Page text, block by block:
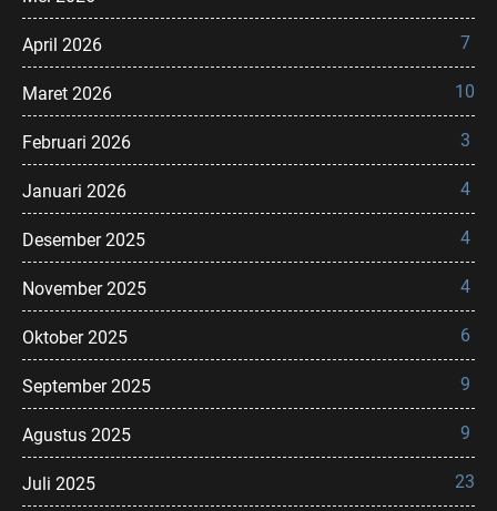
April 2026 7
Maret 2026 10
Februari 2026 3
Januari 2026 4
Desember 2025 4
November 2025 4
Oktober 2025 6
September 2025 9
Agustus 2025 9
Juli 2025 23